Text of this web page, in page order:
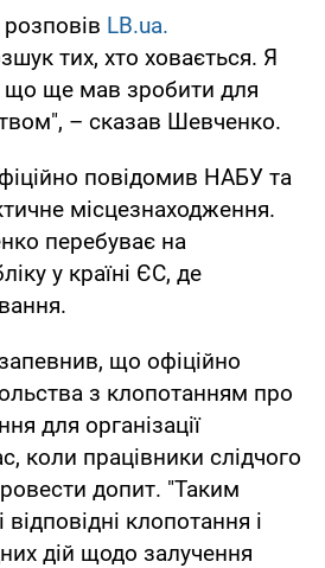
LB.ua.
тих, хто ховається. Я
що ще мав зробити для
– сказав Шевченко.
повідомив НАБУ та
місцезнаходження.
перебуває на
у країні ЄС, де
що офіційно
з клопотанням про
для організації
коли працівники слідчого
допит. "Таким
клопотання і
дій щодо залучення